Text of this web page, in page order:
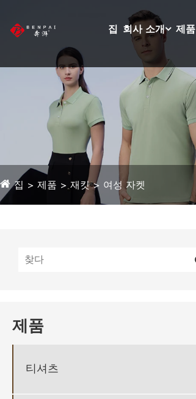
집 회사 소개 제품
집 제품 재킷 여성 자켓
제품
티셔츠